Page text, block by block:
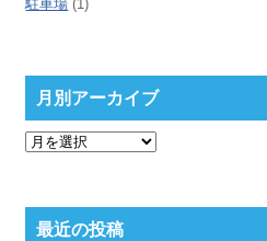
駐車場 (1)
月別アーカイブ
月
ー
カ最近の投稿